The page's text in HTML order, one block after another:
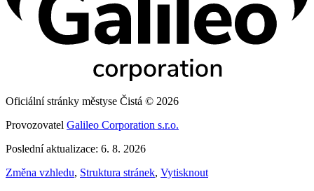
Oficiální stránky městyse Čistá © 2026
Provozovatel Galileo Corporation s.r.o.
Poslední aktualizace: 6. 8. 2026
Změna vzhledu, Struktura stránek, Vytisknout